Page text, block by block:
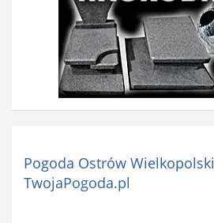
Pogoda Ostrów Wielkopolski
TwojaPogoda.pl